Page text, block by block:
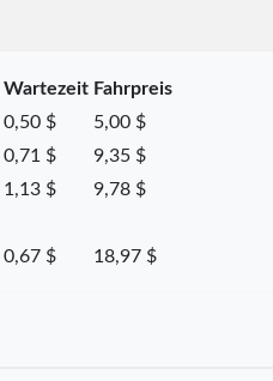
Wartezeit Fahrpreis
0,50 $
5,00 $
0,71 $
9,35 $
1,13 $
9,78 $
0,67 $ 18,97 $